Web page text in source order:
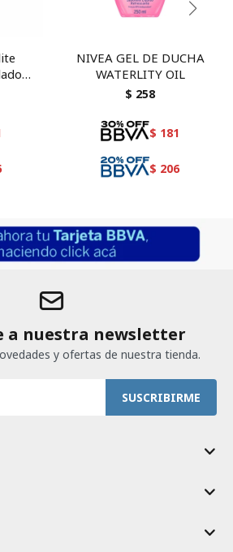
NIVEA GEL DE DUCHA
WATERLITY OIL
$ 258
$ 181
$ 206
a nuestra newsletter
y ofertas de nuestra tienda.
SUSCRIBIRME